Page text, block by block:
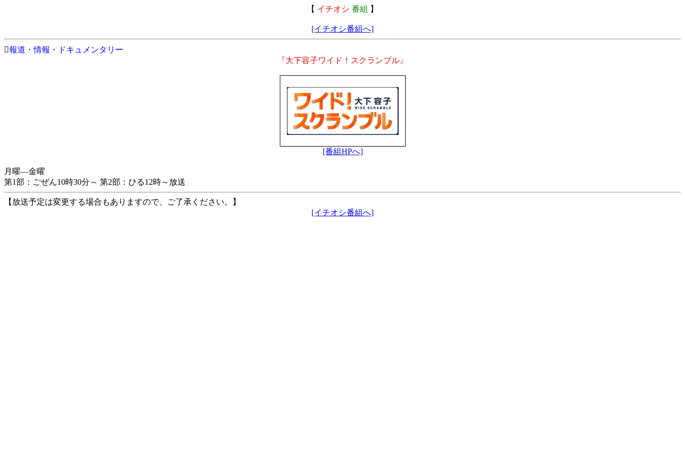
【 イチオシ 番組 】
[イチオシ番組へ]
報道・情報・ドキュメンタリー
『大下容子ワイド！スクランブル』
[番組HPへ]
月曜―金曜
第1部：ごぜん10時30分～ 第2部：ひる12時～放送
【放送予定は変更する場合もありますので、ご了承ください。】
[イチオシ番組へ]